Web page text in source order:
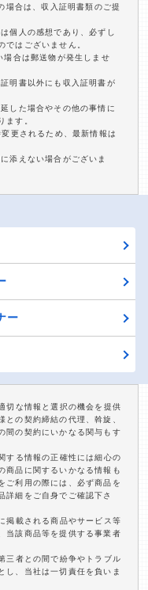
合は、収入証明書類のご提
個人の感想であり、必ずし
ではございません。
合は郵送物が発生しませ
明書以外にも収入証明書が
した場合やその他の事情に
ます。
更されるため、最新情報は
添えない場合がございま
ー
切な情報と選択の機会を提供
との契約締結の代理、斡旋、
間の契約にいかなる関与もす
する情報の正確性には細心の
商品に関するいかなる情報も
ご利用の際には、必ず商品を
詳細をご自身でご確認下さ
掲載される商品やサービス等
当該商品等を提供する事業者
三者との間で紛争やトラブル
し、当社は一切責任を負いま